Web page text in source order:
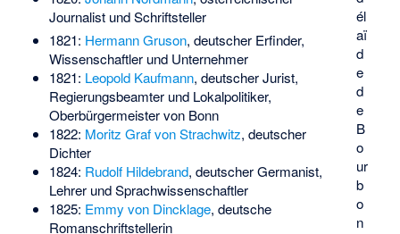
él
aï
d
e
d
e
B
o
ur
b
o
n
Journalist und Schriftsteller
1821: Hermann Gruson, deutscher Erfinder,
Wissenschaftler und Unternehmer
1821: Leopold Kaufmann, deutscher Jurist,
Regierungsbeamter und Lokalpolitiker,
Oberbürgermeister von Bonn
1822: Moritz Graf von Strachwitz, deutscher
Dichter
1824: Rudolf Hildebrand, deutscher Germanist,
Lehrer und Sprachwissenschaftler
1825: Emmy von Dincklage, deutsche
Romanschriftstellerin